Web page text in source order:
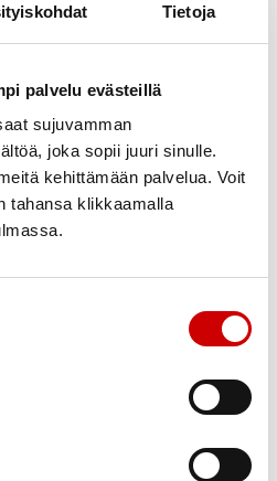
Tietoja
palvelu evästeillä
sujuvamman
joka sopii juuri sinulle.
kehittämään palvelua. Voit
tahansa klikkaamalla